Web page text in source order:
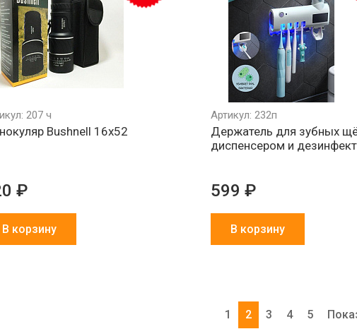
207 ч
Bushnell 16x52
₽
В корзину
Артикул: 232п
Держатель для зубных
диспенсером и
599 ₽
В корзину
1 2 3 4 5